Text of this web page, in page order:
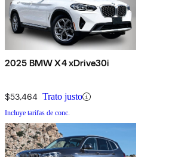
2025 BMW X4 xDrive30i
$53,464 Trato justo
Incluye tarifas de conc.